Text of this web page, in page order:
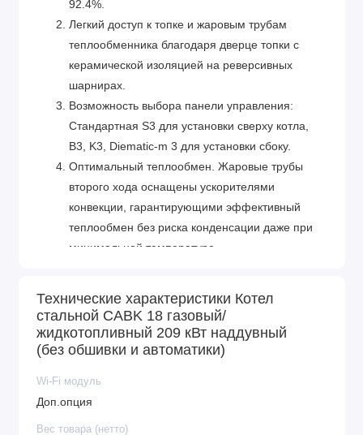
92.4%.
Легкий доступ к топке и жаровым трубам
теплообменника благодаря дверце топки с
керамической изоляцией на реверсивных
шарнирах.
Возможность выбора панели управления:
Стандартная S3 для установки сверху котла,
B3, K3, Diematic-m 3 для установки сбоку.
Оптимальный теплообмен. Жаровые трубы
второго хода оснащены ускорителями
конвекции, гарантирующими эффективный
теплообмен без риска конденсации даже при
минимальной температуре.
оборудования, который использует только
высококачественные материалы и
комплектующие.
Технические характеристики Котел
стальной CABK 18 газовый/
жидкотопливный 209 кВт наддувный
(без обшивки и автоматики)
Wi-Fi модуль
Доп.опция
Вес товара (нетто)